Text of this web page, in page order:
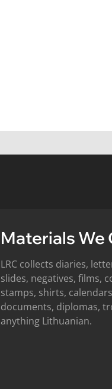
Materials We
LRC collects diaries,
slides, negatives, films,
stamps, shirts,
documents, diplomas,
anything Lithuanian.